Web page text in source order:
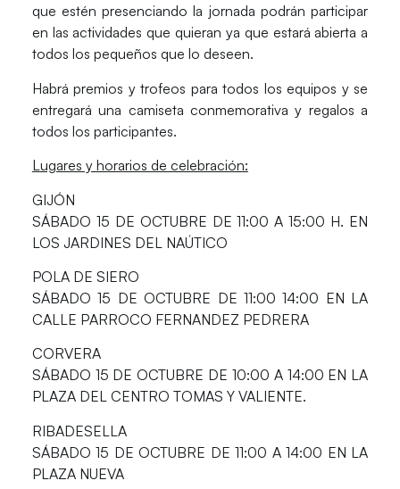
que estén presenciando la jornada podrán participar
en las actividades que quieran ya que estará abierta a
todos los pequeños que lo deseen.
Habrá premios y trofeos para todos los equipos y se
entregará una camiseta conmemorativa y regalos a
todos los participantes.
Lugares y horarios de celebración:
GIJÓN
SÁBADO 15 DE OCTUBRE DE 11:00 A 15:00 H. EN
LOS JARDINES DEL NAÚTICO
POLA DE SIERO
SÁBADO 15 DE OCTUBRE DE 11:00 14:00 EN LA
CALLE PARROCO FERNANDEZ PEDRERA
CORVERA
SÁBADO 15 DE OCTUBRE DE 10:00 A 14:00 EN LA
PLAZA DEL CENTRO TOMAS Y VALIENTE.
RIBADESELLA
SÁBADO 15 DE OCTUBRE DE 11:00 A 14:00 EN LA
PLAZA NUEVA